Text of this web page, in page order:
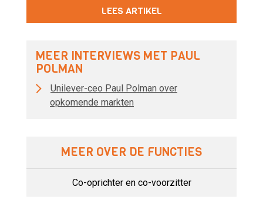
LEES ARTIKEL
MEER INTERVIEWS MET PAUL
POLMAN
Unilever-ceo Paul Polman over
opkomende markten
MEER OVER DE FUNCTIES
Co-oprichter en co-voorzitter